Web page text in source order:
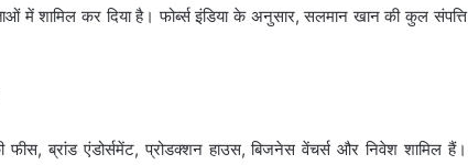
में शामिल कर दिया है। फोर्ब्स इंडिया के अनुसार, सलमान खान की कुल संपत्ति
ब्रांड एंडोर्समेंट, प्रोडक्शन हाउस, बिजनेस वेंचर्स और निवेश शामिल हैं।